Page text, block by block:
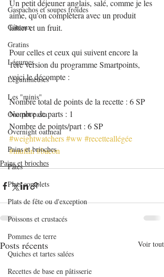
Gaspachos et soupes froides
Gâteaux
Gratins
Légumes
Légumineuses
Les "minis"
One pot pasta
Overnight oatmeal
Pains et brioches
Pâtes
Plats complets
Plats de fête ou d'exception
Poissons et crustacés
Pommes de terre
Quiches et tartes salées
Recettes de base en pâtisserie
Un petit déjeuner anglais, salé, comme je les
aime, qu'on complètera avec un produit
laitier et un fruit.
Pour celles et ceux qui suivent encore la
1ère version du programme Smartpoints,
voici le décompte :
Nombre total de points de la recette : 6 SP
Nombre de parts : 1
Nombre de points/part : 6 SP
#weightwatchers#ww #recetteallégée
#muffin#bacon
Pains et brioches
Posts récents Voir tout